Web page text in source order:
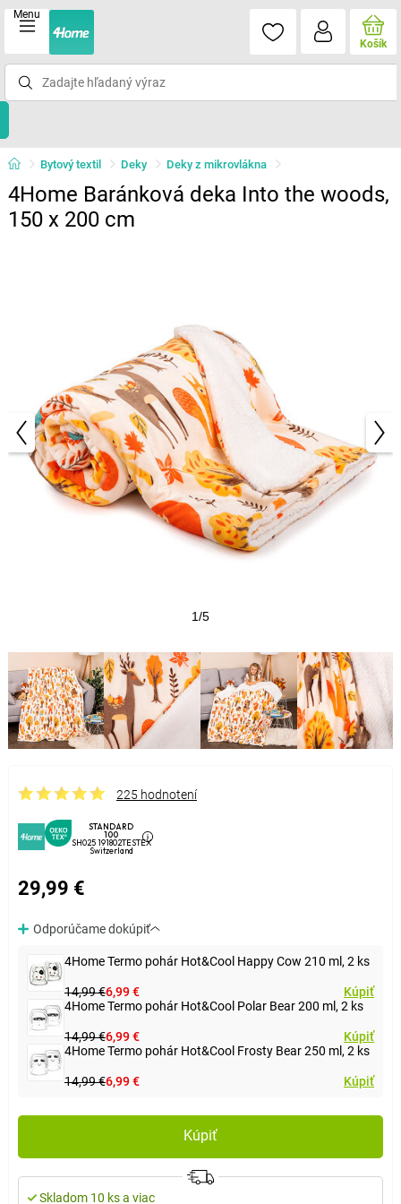
Menu
Košík
Bytový textil Deky Deky z mikrovlákna
4Home Baránková deka Into the woods,
150 x 200 cm
1/5
225 hodnotení
STANDARD
100
SH025 191802TESTEX
Switzerland
29,99 €
Odporúčame dokúpiť
4Home Termo pohár Hot&Cool Happy Cow 210 ml, 2 ks
14,99 €6,99 €
Kúpiť
4Home Termo pohár Hot&Cool Polar Bear 200 ml, 2 ks
14,99 €6,99 €
Kúpiť
4Home Termo pohár Hot&Cool Frosty Bear 250 ml, 2 ks
14,99 €6,99 € Kúpiť
Kúpiť
Skladom 10 ks a viac